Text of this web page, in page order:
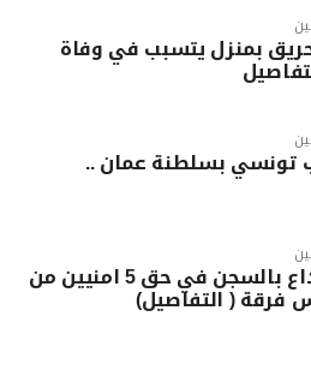
بمنزل يتسبب في وفاة
تونسي بسلطنة عمان ..
ابطاقة ايداع بالسجن في حق 5 امنيين من
فرقة ( التفاصيل)